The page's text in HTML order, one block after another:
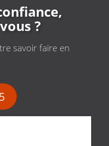
?
savoir faire en